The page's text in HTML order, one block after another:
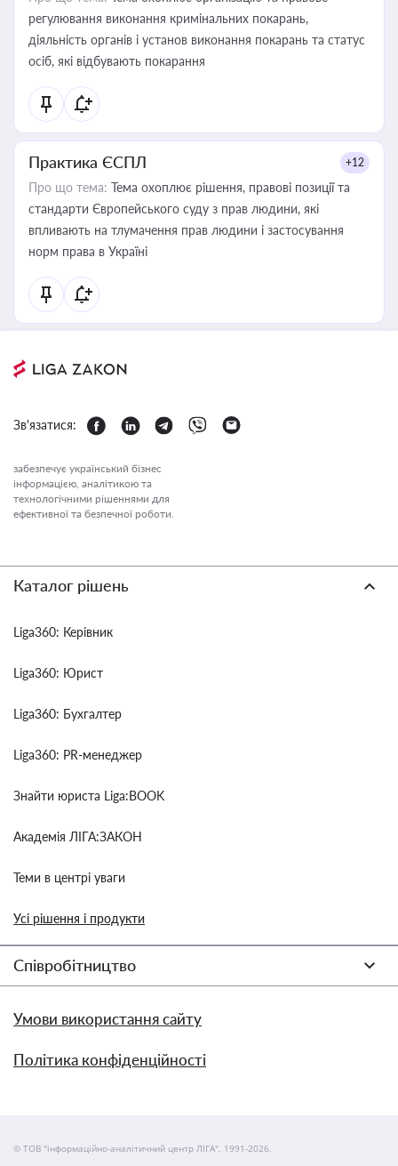
регулювання виконання кримінальних покарань,
діяльність органів і установ виконання покарань та статус
осіб, які відбувають покарання
Практика ЄСПЛ +12
Про що тема: Тема охоплює рішення, правові позиції та
стандарти Європейського суду з прав людини, які
впливають на тлумачення прав людини і застосування
норм права в Україні
Зв'язатися:
забезпечує український бізнес
інформацією, аналітикою та
технологічними рішеннями для
ефективної та безпечної роботи.
Каталог рішень
Liga360: Керівник
Liga360: Юрист
Liga360: Бухгалтер
Liga360: PR-менеджер
Знайти юриста Liga:BOOK
Академія ЛІГА:ЗАКОН
Теми в центрі уваги
Усі рішення і продукти
Співробітництво
Умови використання сайту
Політика конфіденційності
© ТОВ "інформаційно-аналітичний центр ЛІГА", 1991-2026.